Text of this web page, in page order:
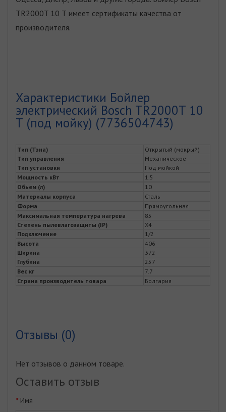
TR2000T 10 Т имеет сертификаты качества от
производителя.
Характеристики Бойлер
электрический Bosch TR2000T 10
Т (под мойку) (7736504743)
Тип (Тэна)
Открытый (мокрый)
Тип управления
Механическое
Тип установки
Под мойкой
Мощность кВт
1.5
Обьем (л)
10
Материалы корпуса
Сталь
Форма
Прямоугольная
Максимальная температура нагрева
85
Степень пылевлагозащиты (IP)
X4
Подключение
1/2
Высота
406
Ширина
372
Глубина
257
Вес кг
7.7
Страна производитель товара
Болгария
Отзывы (0)
Нет отзывов о данном товаре.
Оставить отзыв
Имя